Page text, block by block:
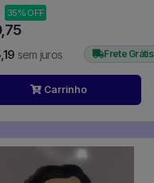
35% OFF
sem juros Frete Grátis
Carrinho